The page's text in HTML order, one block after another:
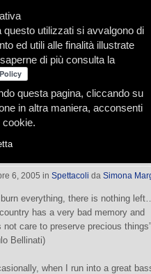
Le nostre firme
Swallow al FolkClub
6, 2005 in Spettacoli da Simona
burn everything, there is nothing
has a very bad memory and
not care to preserve precious things”
Bellinati)
when I run into a great
utilizzati si avvalgono di
ed utili alle finalità illustrate
di più consulta la
questa pagina, cliccando su
in altra maniera, acconsenti
cookie.